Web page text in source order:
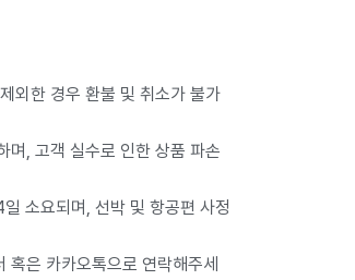
외한 경우 환불 및 취소가 불가
며, 고객 실수로 인한 상품 파손
소요되며, 선박 및 항공편 사정
은 카카오톡으로 연락해주세